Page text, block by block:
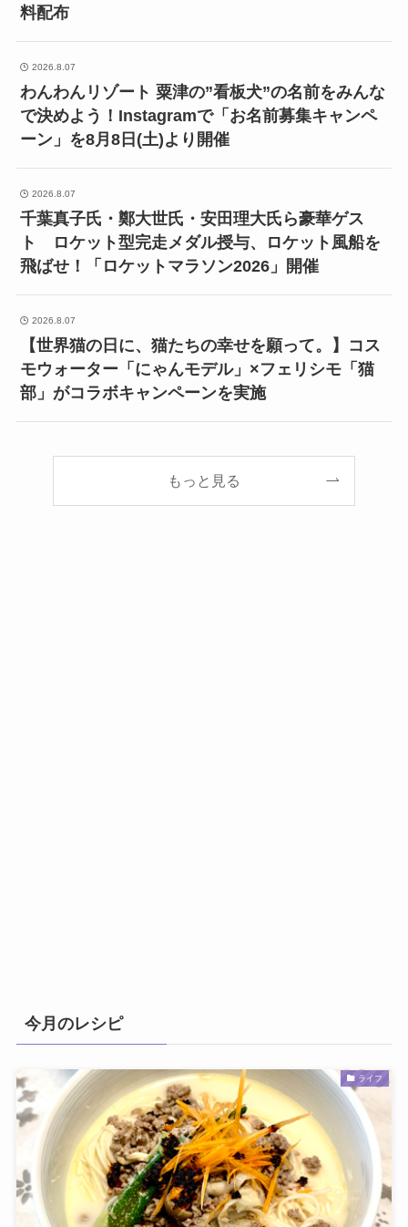
料配布
2026.8.07
わんわんリゾート 粟津の”看板犬”の名前をみんな
で決めよう！Instagramで「お名前募集キャンペ
ーン」を8月8日(土)より開催
2026.8.07
千葉真子氏・鄭大世氏・安田理大氏ら豪華ゲス
ト ロケット型完走メダル授与、ロケット風船を
飛ばせ！「ロケットマラソン2026」開催
2026.8.07
【世界猫の日に、猫たちの幸せを願って。】コス
モウォーター「にゃんモデル」×フェリシモ「猫
部」がコラボキャンペーンを実施
もっと見る
今月のレシピ
ライフ